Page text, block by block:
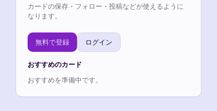
カードの保存・フォロー・投稿などが使えるように
なります。
無料で登録 ログイン
おすすめのカード
おすすめを準備中です。